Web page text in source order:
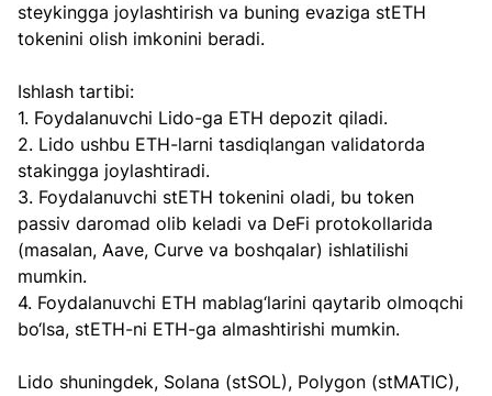
steykingga joylashtirish va buning evaziga stETH
tokenini olish imkonini beradi.
Ishlash tartibi:
1. Foydalanuvchi Lido-ga ETH depozit qiladi.
2. Lido ushbu ETH-larni tasdiqlangan validatorda
stakingga joylashtiradi.
3. Foydalanuvchi stETH tokenini oladi, bu token
passiv daromad olib keladi va DeFi protokollarida
(masalan, Aave, Curve va boshqalar) ishlatilishi
mumkin.
4. Foydalanuvchi ETH mablag‘larini qaytarib olmoqchi
bo‘lsa, stETH-ni ETH-ga almashtirishi mumkin.
Lido shuningdek, Solana (stSOL), Polygon (stMATIC),